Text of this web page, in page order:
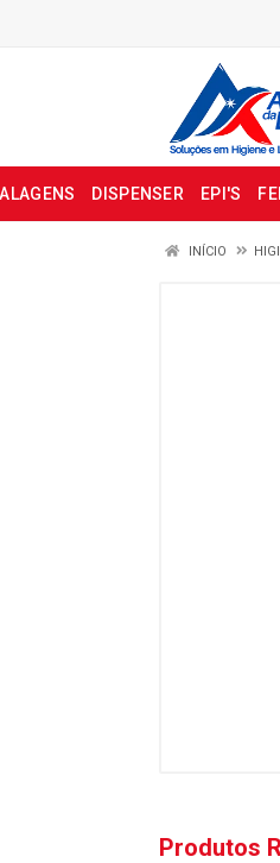
DISPENSER EPI'S
INÍCIO
Produtos